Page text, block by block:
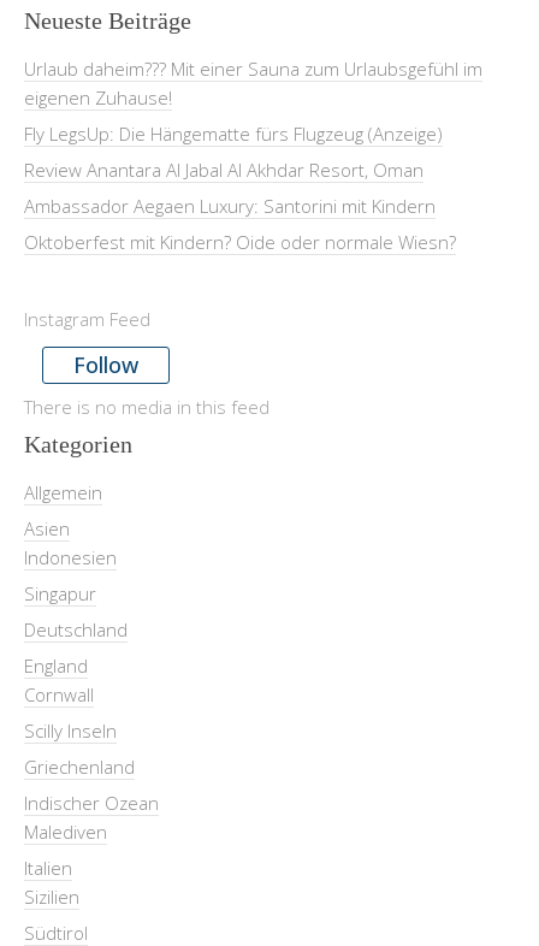
Neueste Beiträge
Urlaub daheim??? Mit einer Sauna zum Urlaubsgefühl im
eigenen Zuhause!
Fly LegsUp: Die Hängematte fürs Flugzeug (Anzeige)
Review Anantara Al Jabal Al Akhdar Resort, Oman
Ambassador Aegaen Luxury: Santorini mit Kindern
Oktoberfest mit Kindern? Oide oder normale Wiesn?
Instagram Feed
Follow
There is no media in this feed
Kategorien
Allgemein
Asien
Indonesien
Singapur
Deutschland
England
Cornwall
Scilly Inseln
Griechenland
Indischer Ozean
Malediven
Italien
Sizilien
Südtirol